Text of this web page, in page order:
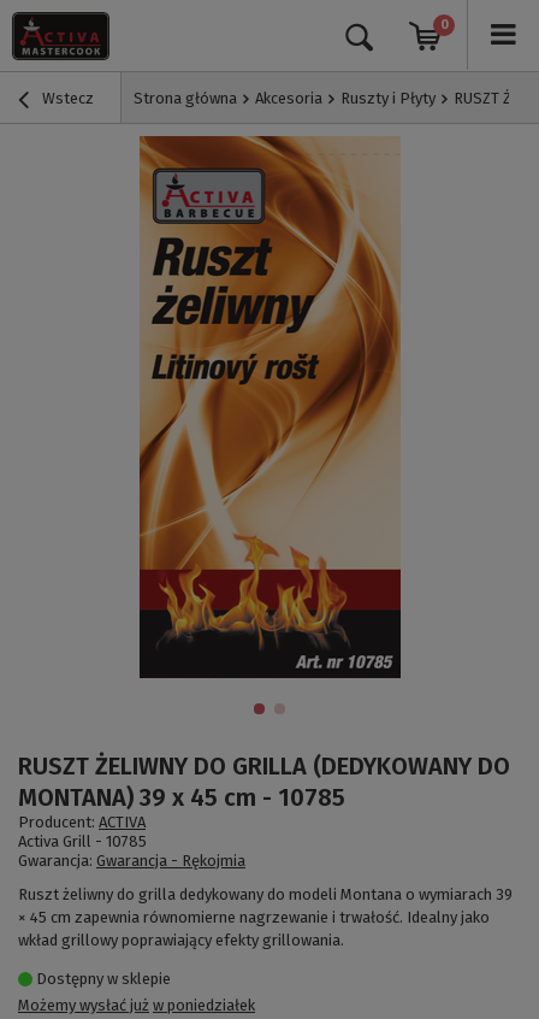
0
Wstecz Strona główna Akcesoria Ruszty i Płyty RUSZT
RUSZT ŻELIWNY DO GRILLA (DEDYKOWANY DO
MONTANA) 39 x 45 cm - 10785
Producent: ACTIVA
Activa Grill - 10785
Gwarancja: Gwarancja - Rękojmia
Ruszt żeliwny do grilla dedykowany do modeli Montana o wymiarach 39
× 45 cm zapewnia równomierne nagrzewanie i trwałość. Idealny jako
wkład grillowy poprawiający efekty grillowania.
Dostępny w sklepie
Możemy wysłać już w poniedziałek